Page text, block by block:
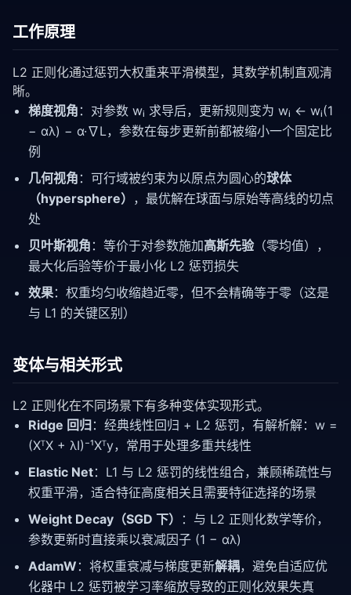
工作原理
L2 正则化通过惩罚大权重来平滑模型，其数学机制直观清
晰。
梯度视角 ：对参数 wᵢ 求导后，更新规则变为 wᵢ ← wᵢ(1
− αλ) − α·∇L，参数在每步更新前都被缩小一个固定比
例
几何视角 ：可行域被约束为以原点为圆心的球体
（hypersphere） ，最优解在球面与原始等高线的切点
处
贝叶斯视角 ：等价于对参数施加高斯先验（零均值），
最大化后验等价于最小化 L2 惩罚损失
效果：权重均匀收缩趋近零，但不会精确等于零（这是
与 L1 的关键区别）
变体与相关形式
L2 正则化在不同场景下有多种变体实现形式。
Ridge 回归 ：经典线性回归 + L2 惩罚，有解析解：w =
(XᵀX + λI)⁻¹Xᵀy，常用于处理多重共线性
Elastic Net：L1 与 L2 惩罚的线性组合，兼顾稀疏性与
权重平滑，适合特征高度相关且需要特征选择的场景
Weight Decay（SGD 下）
：与 L2 正则化数学等价，
参数更新时直接乘以衰减因子 (1 − αλ)
AdamW ：将权重衰减与梯度更新解耦，避免自适应优
化器中 L2 惩罚被学习率缩放导致的正则化效果失真